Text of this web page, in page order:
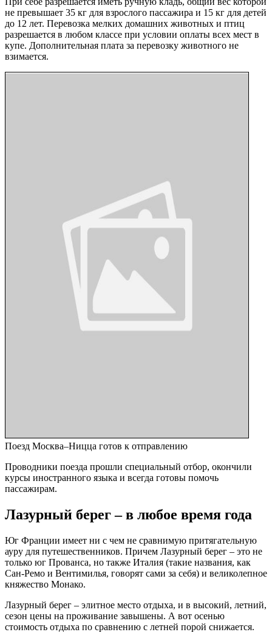
не превышает 35 кг для взрослого пассажира и 15 кг для детей
до 12 лет. Перевозка мелких домашних животных и птиц
разрешается в любом классе при условии оплаты всех мест в
купе. Дополнительная плата за перевозку животного не
взимается.
Поезд Москва–Ницца готов к отправлению
Проводники поезда прошли специальный отбор, окончили
курсы иностранного языка и всегда готовы помочь
пассажирам.
Лазурный берег – в любое время года
Юг Франции имеет ни с чем не сравнимую притягательную
ауру для путешественников. Причем Лазурный берег – это не
только юг Прованса, но также Италия (такие названия, как
Сан-Ремо и Вентимилья, говорят сами за себя) и великолепное
княжество Монако.
Лазурный берег – элитное место отдыха, и в высокий, летний,
сезон цены на проживание завышены. А вот осенью
стоимость отдыха по сравнению с летней порой снижается.